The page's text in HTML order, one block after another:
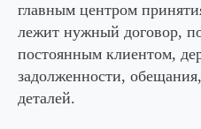
главным центром
лежит нужный договор,
постоянным клиентом,
задолженности,
деталей.